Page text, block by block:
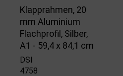
Klapprahmen, 20
mm Aluminium
Flachprofil, Silber,
A1 - 59,4 x 84,1 cm
DSI
4758